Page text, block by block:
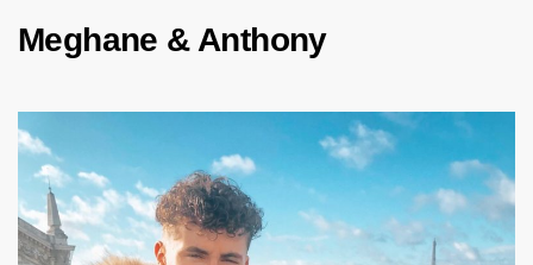
Meghane & Anthony